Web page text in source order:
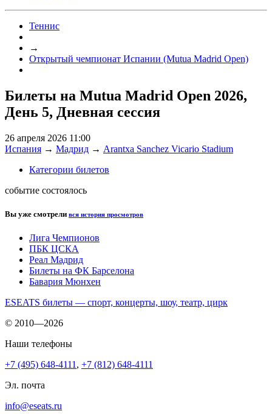
Теннис
→
Открытый чемпионат Испании (Mutua Madrid Open)
Билеты на Mutua Madrid Open 2026,
День 5, Дневная сессия
26 апреля 2026 11:00
Испания → Мадрид → Arantxa Sanchez Vicario Stadium
Категории билетов
событие состоялось
Вы уже смотрели вся история просмотров
Лига Чемпионов
ПБК ЦСКА
Реал Мадрид
Билеты на ФК Барселона
Бавария Мюнхен
ESEATS билеты — спорт, концерты, шоу, театр, цирк
© 2010—2026
Наши телефоны
+7 (495) 648-4111 , +7 (812) 648-4111
Эл. почта
info@eseats.ru